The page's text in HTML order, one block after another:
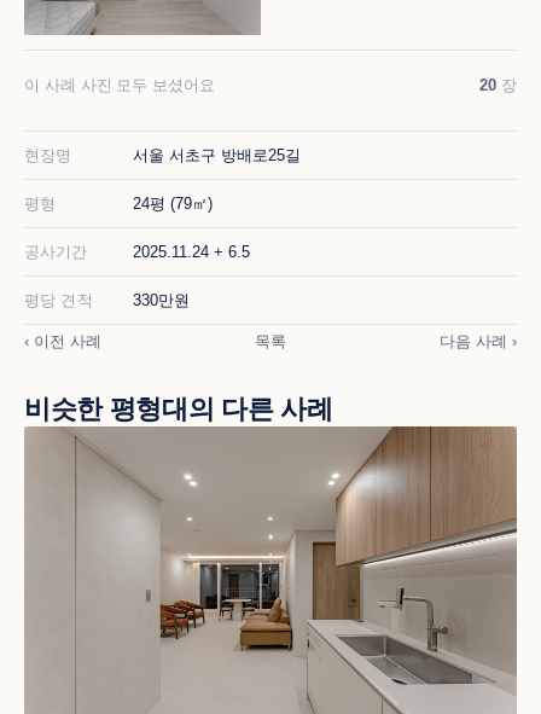
이 사례 사진 모두 보셨어요 20 장
현장명 서울 서초구 방배로25길
평형 24평 (79㎡)
공사기간 2025.11.24 + 6.5
평당 견적 330만원
‹ 이전 사례 목록 다음 사례 ›
비슷한 평형대의 다른 사례